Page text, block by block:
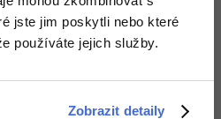
jste jim poskytli nebo které
používáte jejich služby.
Zobrazit detaily